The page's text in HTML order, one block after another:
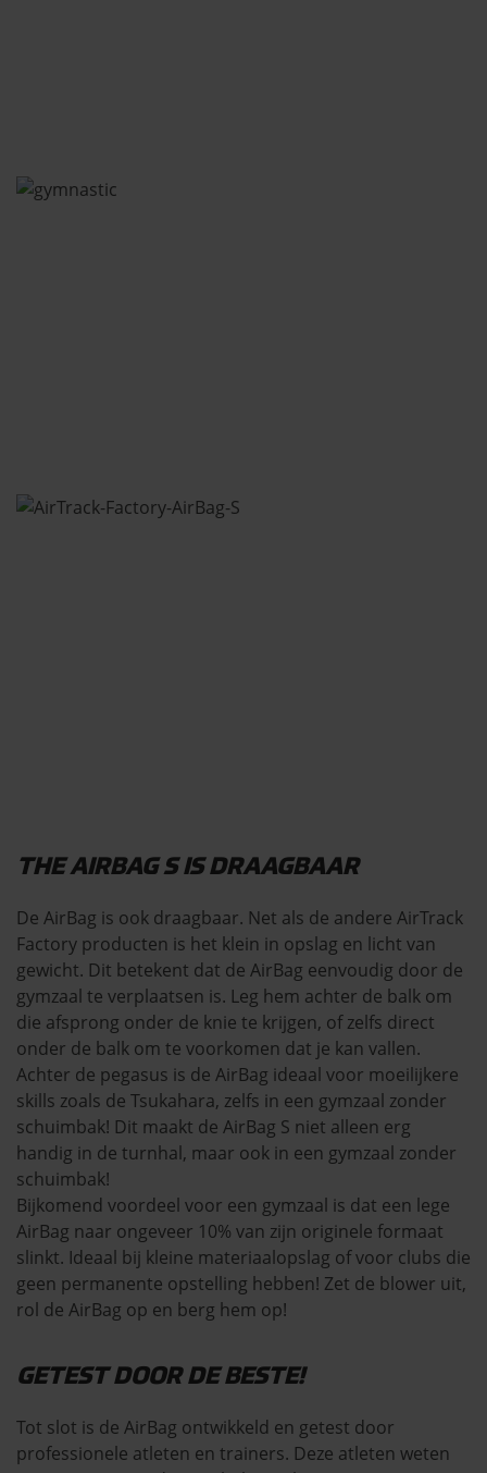
THE AIRBAG S IS DRAAGBAAR
De AirBag is ook draagbaar. Net als de andere AirTrack
Factory producten is het klein in opslag en licht van
gewicht. Dit betekent dat de AirBag eenvoudig door de
gymzaal te verplaatsen is. Leg hem achter de balk om
die afsprong onder de knie te krijgen, of zelfs direct
onder de balk om te voorkomen dat je kan vallen.
Achter de pegasus is de AirBag ideaal voor moeilijkere
skills zoals de Tsukahara, zelfs in een gymzaal zonder
schuimbak! Dit maakt de AirBag S niet alleen erg
handig in de turnhal, maar ook in een gymzaal zonder
schuimbak!
Bijkomend voordeel voor een gymzaal is dat een lege
AirBag naar ongeveer 10% van zijn originele formaat
slinkt. Ideaal bij kleine materiaalopslag of voor clubs die
geen permanente opstelling hebben! Zet de blower uit,
rol de AirBag op en berg hem op!
GETEST DOOR DE BESTE!
Tot slot is de AirBag ontwikkeld en getest door
professionele atleten en trainers. Deze atleten weten